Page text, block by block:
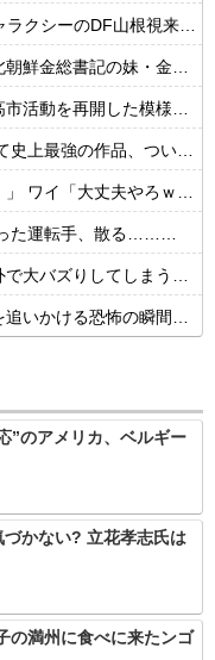
得へ 曺貴裁監督の湘南時代の教え子
ル実射実験に「日本の軍事大国化黙認しない」
省を手を組んでの返り咲きが狙いか？
ついに決まるｗｗｗｗｗｗｗｗ
夫やろｗｗｗ」扇風機ポチー
た運転手、散る………
バズりしてしまうwww
かける恐怖の瞬間！！
”のアメリカ、ベルギー
かない? 立花孝志氏は
の満州に食べに来たンゴ